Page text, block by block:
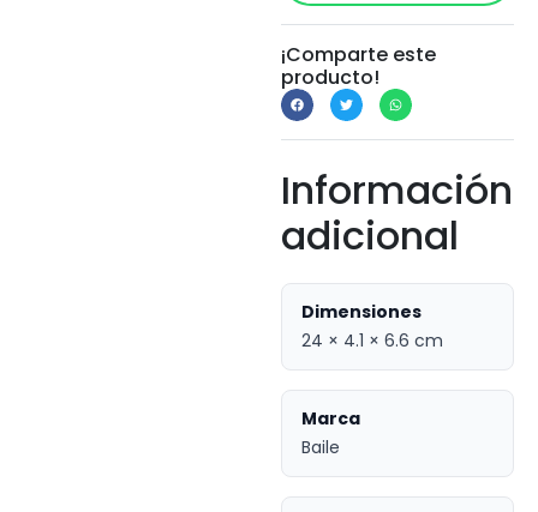
¡Comparte este
producto!
Información
adicional
Dimensiones
24 × 4.1 × 6.6 cm
Marca
Baile